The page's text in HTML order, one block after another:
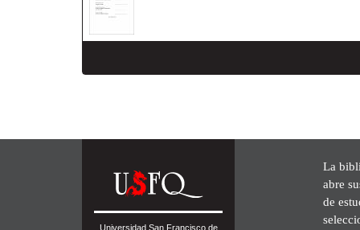
Universidad San Francisco de
La
abre
de